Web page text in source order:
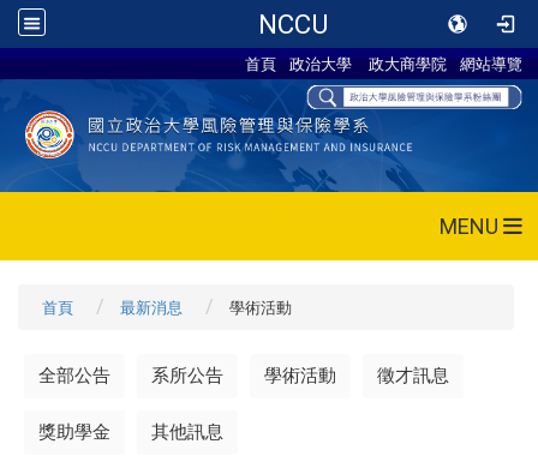
NCCU
首頁 政治大學 政大商學院 網站導覽
MENU
首頁 最新消息 學術活動
全部公告 系所公告 學術活動 徵才訊息
獎助學金 其他訊息